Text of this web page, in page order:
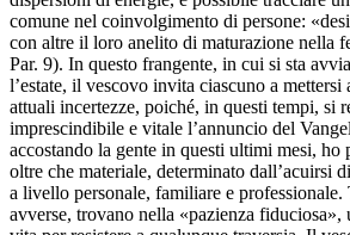
comune nel coinvolgimento di persone:
con altre il loro anelito di maturazione nella
Par. 9). In questo frangente, in cui si sta
l’estate, il vescovo invita ciascuno a mettersi
attuali incertezze, poiché, in questi tempi, si
imprescindibile e vitale l’annuncio del
accostando la gente in questi ultimi mesi, ho
oltre che materiale, determinato dall’acuirsi
a livello personale, familiare e professionale.
avverse, trovano nella «pazienza fiduciosa»,